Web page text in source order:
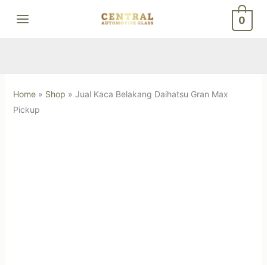
0
Home» Shop » Jual Kaca Belakang Daihatsu Gran Max
Pickup